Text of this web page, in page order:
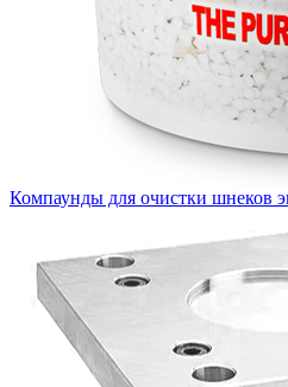
Компаунды для очистки шнеков